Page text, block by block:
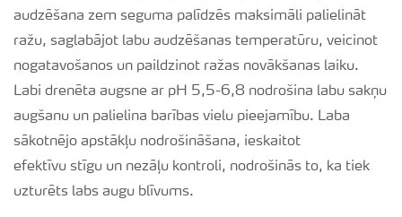
audzēšana zem seguma palīdzēs maksimāli palielināt
ražu, saglabājot labu audzēšanas temperatūru, veicinot
nogatavošanos un paildzinot ražas novākšanas laiku.
Labi drenēta augsne ar pH 5,5-6,8 nodrošina labu sakņu
augšanu un palielina barības vielu pieejamību. Laba
sākotnējo apstākļu nodrošināšana, ieskaitot
efektīvu stīgu un nezāļu kontroli, nodrošinās to, ka tiek
uzturēts labs augu blīvums.